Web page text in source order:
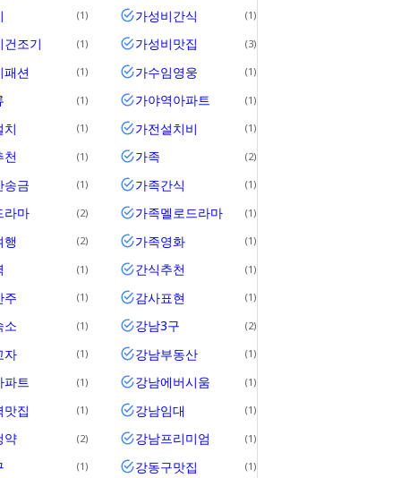
1 가성비간식 1
조기 1 가성비맛집 3
패션 1 가수임영웅 1
1 가야역아파트 1
치 1 가전설치비 1
천 1 가족 2
송금 1 가족간식 1
라마 2 가족멜로드라마 1
행 2 가족영화 1
1 간식추천 1
주 1 감사표현 1
소 1 강남3구 2
자 1 강남부동산 1
파트 1 강남에버시움 1
맛집 1 강남임대 1
약 2 강남프리미엄 1
1 강동구맛집 1